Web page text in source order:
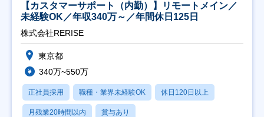
【カスタマーサポート（内勤）】リモートメイン／
未経験OK／年収340万～／年間休日125日
株式会社RERISE
東京都
340万~550万
正社員採用 職種・業界未経験OK 休日120日以上
月残業20時間以内 賞与あり